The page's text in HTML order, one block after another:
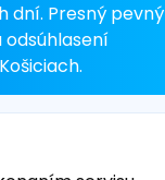
dní. Presný pevný